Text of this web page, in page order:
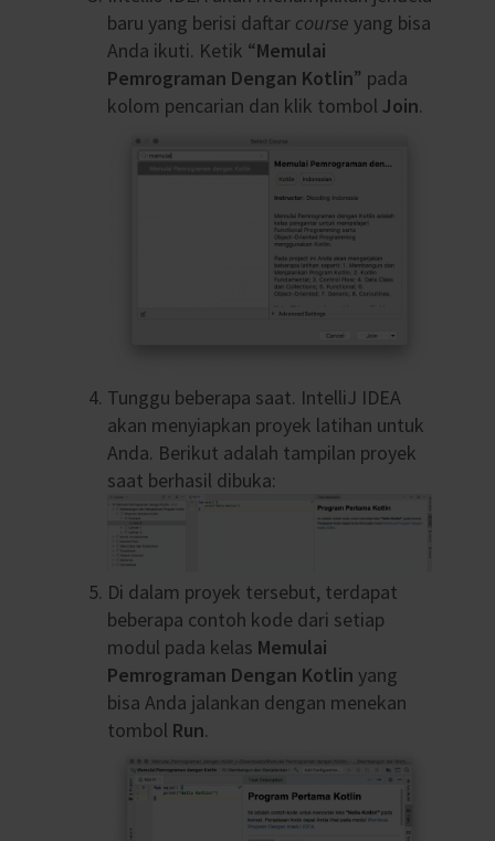
baru yang berisi daftar course yang bisa
Anda ikuti. Ketik “Memulai
Pemrograman Dengan Kotlin” pada
kolom pencarian dan klik tombol Join.
Tunggu beberapa saat. IntelliJ IDEA
akan menyiapkan proyek latihan untuk
Anda. Berikut adalah tampilan proyek
saat berhasil dibuka:
Di dalam proyek tersebut, terdapat
beberapa contoh kode dari setiap
modul pada kelas Memulai
Pemrograman Dengan Kotlin yang
bisa Anda jalankan dengan menekan
tombol Run.